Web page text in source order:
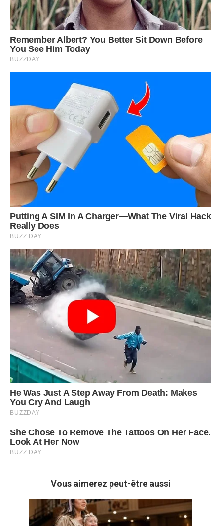
Vous aimerez peut-être aussi